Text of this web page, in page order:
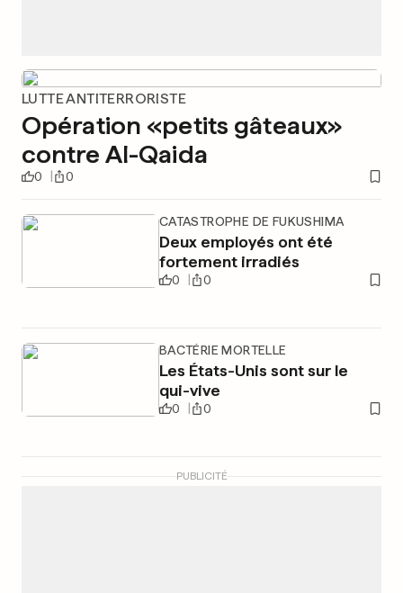
LUTTE ANTITERRORISTE
Opération «petits gâteaux»
contre Al-Qaida
0 0
CATASTROPHE DE FUKUSHIMA
Deux employés ont été
fortement irradiés
0 0
BACTÉRIE MORTELLE
Les États-Unis sont sur le
qui-vive
0 0
PUBLICITÉ